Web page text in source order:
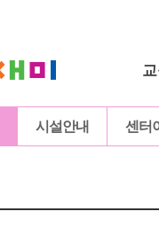
시설안내 센터